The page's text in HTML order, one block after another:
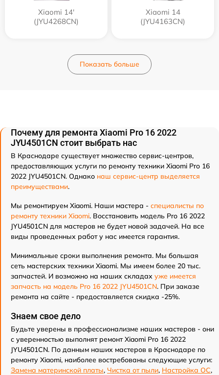
Xiaomi 14'
(JYU4268CN)
Xiaomi 14
(JYU4163CN)
Показать больше
Почему для ремонта Xiaomi Pro 16 2022
JYU4501CN стоит выбрать нас
В Краснодаре существует множество сервис-центров,
предоставляющих услуги по ремонту техники Xiaomi Pro 16
2022 JYU4501CN. Однако наш сервис-центр выделяется
преимуществами.
Мы ремонтируем Xiaomi. Наши мастера - специалисты по
ремонту техники Xiaomi. Восстановить модель Pro 16 2022
JYU4501CN для мастеров не будет новой задачей. На все
виды проведенных работ у нас имеется гарантия.
Минимальные сроки выполнения ремонта. Мы большая
сеть мастерских техники Xiaomi. Мы имеем более 20 тыс.
запчастей. И возможно на наших складах уже имеется
запчасть на модель Pro 16 2022 JYU4501CN. При заказе
ремонта на сайте - предоставляется скидка -25%.
Знаем свое дело
Будьте уверены в профессионализме наших мастеров - они
с уверенностью выполнят ремонт Xiaomi Pro 16 2022
JYU4501CN. По данным наших мастеров в Краснодаре по
ремонту Xiaomi, наиболее востребованы следующие услуги:
Замена материнской платы, Чистка от пыли, Настройка ОС,